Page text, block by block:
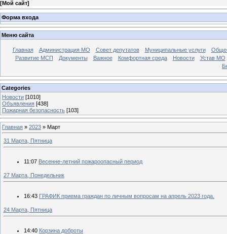
[Мой сайт]
Форма входа
Меню сайта
Главная Администрация МО Совет депутатов Муниципальные услуги
Развитие МСП
Документы Важное Комфортная среда Новости
Устав МО
Categories
Новости [1010]
Объявления [438]
Пожарная безопасность [103]
Главная » 2023 » Март
31 Марта, Пятница
11:07 Весенне-летний пожароопасный период
27 Марта, Понедельник
16:43 ГРАФИК приема граждан по личным вопросам на апрель 2023 года.
24 Марта, Пятница
14:40 Корзина доброты